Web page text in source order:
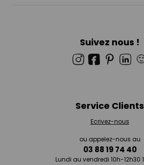
Suivez nous !
Service Clients
Ecrivez-nous
ou appelez-nous au
03 88 19 74 40
Lundi au vendredi 10h-12h30